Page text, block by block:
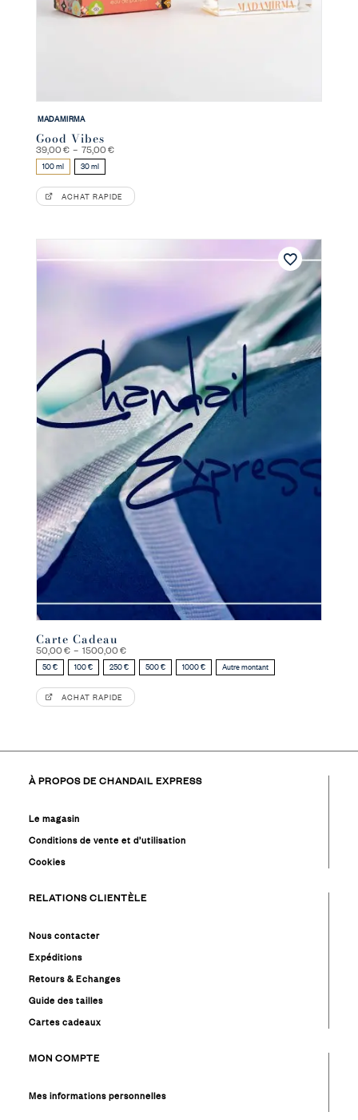
MADAMIRMA
Good Vibes
39,00€ – 75,00€Plage
à
75,00 €
100 ml 30 ml
ACHAT RAPIDE
Carte Cadeau
50,00€ – 1500,00€Plage
de
prix :
à
1500,00 €
50 € 100 € 250 € 500 € 1000 € Autre montant
ACHAT RAPIDE
À PROPOS DE CHANDAIL EXPRESS
Le magasin
Conditions de vente et d’utilisation
Cookies
RELATIONS CLIENTÈLE
Nous contacter
Expéditions
Retours & Echanges
Guide des tailles
Cartes cadeaux
MON COMPTE
Mes informations personnelles